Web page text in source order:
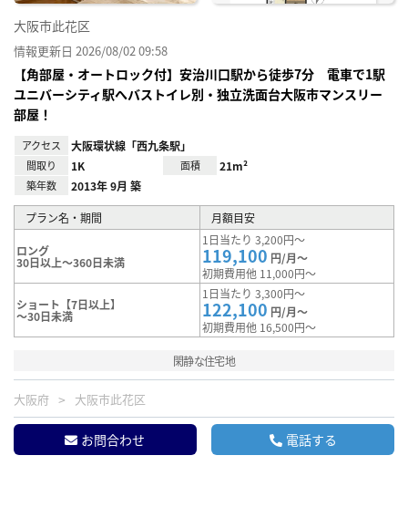
大阪市此花区
情報更新日 2026/08/02 09:58
【角部屋・オートロック付】安治川口駅から徒歩7分 電車で1駅
ユニバーシティ駅へバストイレ別・独立洗面台大阪市マンスリー
部屋！
アクセス 大阪環状線「西九条駅」
間取り 1K 面積 21m²
築年数 2013年 9月 築
プラン名・期間 月額目安
ロング
30日以上～360日未満
1日当たり 3,200円～
119,100 円/月～
初期費用他 11,000円～
ショート【7日以上】
～30日未満
1日当たり 3,300円～
122,100 円/月～
初期費用他 16,500円～
閑静な住宅地
大阪府 大阪市此花区
お問合わせ 電話する